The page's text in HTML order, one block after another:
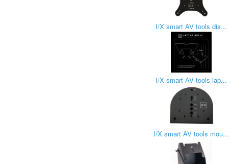
I/X smart AV tools dis...
I/X smart AV tools lap...
I/X smart AV tools mou...